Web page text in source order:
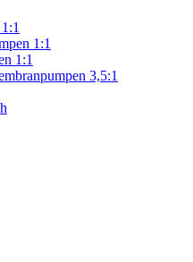
1:1
1:1
3,5:1